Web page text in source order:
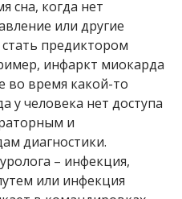
сна, когда нет
или другие
предиктором
инфаркт миокарда
во время какой-то
у человека нет доступа
и
диагностики.
– инфекция,
или инфекция